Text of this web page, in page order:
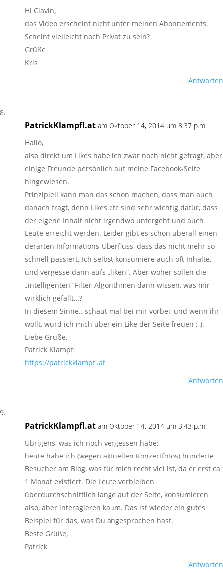
Hi Clavin,
das Video erscheint nicht unter meinen Abonnements.
Scheint vielleicht noch Privat zu sein?
Grüße
Kris
Antworten
PatrickKlampfl.at am Oktober 14, 2014 um 3:37 p.m.
Hallo,
also direkt um Likes habe ich zwar noch nicht gefragt, aber
einige Freunde persönlich auf meine Facebook-Seite
hingewiesen.
Prinzipiell kann man das schon machen, dass man auch
danach fragt, denn Likes etc sind sehr wichtig dafür, dass
der eigene Inhalt nicht irgendwo untergeht und auch
Leute erreicht werden. Leider gibt es schon überall einen
derarten Informations-Überfluss, dass das nicht mehr so
schnell passiert. Ich selbst konsumiere auch oft Inhalte,
und vergesse dann aufs „liken“. Aber woher sollen die
„intelligenten“ Filter-Algorithmen dann wissen, was mir
wirklich gefällt…?
In diesem Sinne.. schaut mal bei mir vorbei, und wenn ihr
wollt, würd ich mich über ein Like der Seite freuen ;-).
Liebe Grüße,
Patrick Klampfl
https://patrickklampfl.at
Antworten
PatrickKlampfl.at am Oktober 14, 2014 um 3:43 p.m.
Übrigens, was ich noch vergessen habe:
heute habe ich (wegen aktuellen Konzertfotos) hunderte
Besucher am Blog, was für mich recht viel ist, da er erst ca
1 Monat existiert. Die Leute verbleiben
überdurchschnittlich lange auf der Seite, konsumieren
also, aber interagieren kaum. Das ist wieder ein gutes
Beispiel für das, was Du angesprochen hast.
Beste Grüße,
Patrick
Antworten